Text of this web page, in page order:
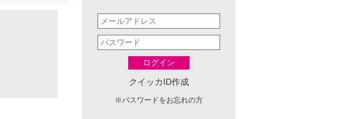
ログイン
クイッカID作成
※パスワードをお忘れの方